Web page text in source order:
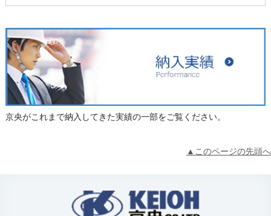
京央がこれまで納入してきた実績の一部をご覧ください。
▲このページの先頭へ